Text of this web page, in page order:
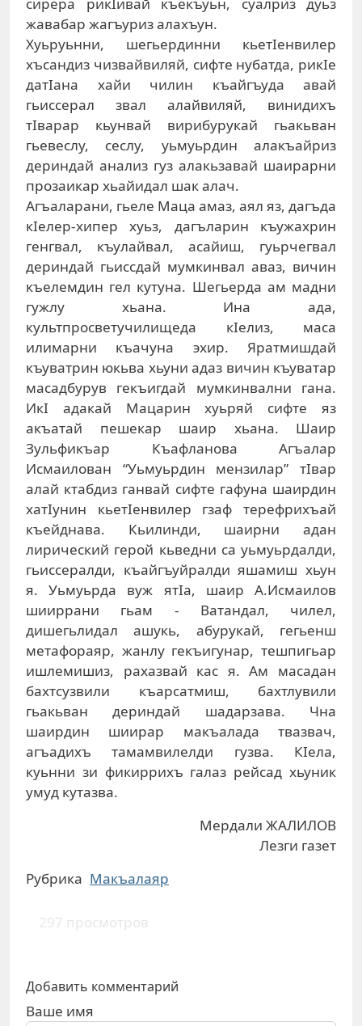
сирера рикIивай къекъуьн, суалриз дуьз
жавабар жагъуриз алахъун.
Хуьруьнни, шегьердинни кьетIенвилер
хъсандиз чизвайвиляй, сифте нубатда, рикIе
датIана хайи чилин къайгъуда авай
гьиссерал звал алайвиляй, винидихъ
тIварар кьунвай вирибурукай гьакьван
гьевеслу, сеслу, уьмуьрдин алакъайриз
дериндай анализ гуз алакьзавай шаирарни
прозаикар хьайидал шак алач.
Агъаларани, гьеле Маца амаз, аял яз, дагъда
кIелер-хипер хуьз, дагъларин къужахрин
генгвал, къулайвал, асайиш, гуьрчегвал
дериндай гьиссдай мумкинвал аваз, вичин
къелемдин гел кутуна. Шегьерда ам мадни
гужлу хьана. Ина ада,
культпросветучилищеда кIелиз, маса
илимарни къачуна эхир. Яратмишдай
къуватрин юкьва хьуни адаз вичин къуватар
масадбурув гекъигдай мумкинвални гана.
ИкI адакай Мацарин хуьряй сифте яз
акъатай пешекар шаир хьана. Шаир
Зульфикъар Къафланова Агъалар
Исмаилован “Уьмуьрдин мензилар” тIвар
алай ктабдиз ганвай сифте гафуна шаирдин
хатIунин кьетIенвилер гзаф терефрихъай
къейднава. Кьилинди, шаирни адан
лирический герой кьведни са уьмуьрдалди,
гьиссералди, къайгъуйралди яшамиш хьун
я. Уьмуьрда вуж ятIа, шаир А.Исмаилов
шииррани гьам - Ватандал, чилел,
дишегьлидал ашукь, абурукай, гегьенш
метафораяр, жанлу гекъигунар, тешпигьар
ишлемишиз, рахазвай кас я. Ам масадан
бахтсузвили къарсатмиш, бахтлувили
гьакьван дериндай шадарзава. Чна
шаирдин шиирар макъалада твазвач,
агъадихъ тамамвилелди гузва. КIела,
куьнни зи фикиррихъ галаз рейсад хьуник
умуд кутазва.
Мердали ЖАЛИЛОВ
Лезги газет
Рубрика Макъалаяр
297 просмотров
Добавить комментарий
Ваше имя